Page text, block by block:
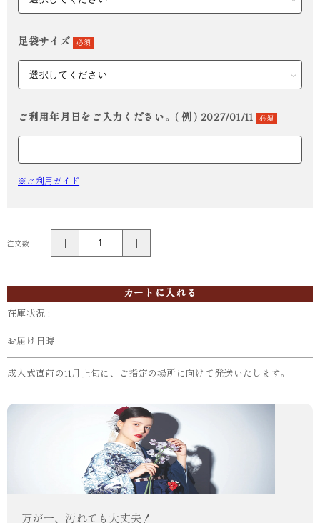
足袋サイズ 必須
ご利用年月日をご入力ください。( 例 ) 2027/01/11 必須
※ご利用ガイド
注文数
カートに入れる
在庫状況 :
お届け日時
成人式直前の11月上旬に、ご指定の場所に向けて発送いたします。
万が一、汚れても大丈夫！